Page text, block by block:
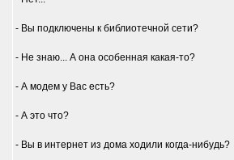
- Вы подключены к библиотечной сети?
- Hе знаю... А она особенная какая-то?
- А модем y Вас есть?
- А это что?
- Вы в интеpнет из дома ходили когда-нибyдь?